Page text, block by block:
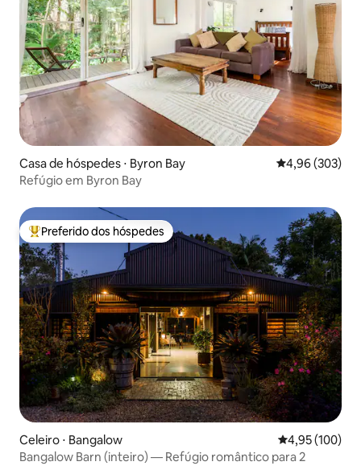
Casa de hóspedes ⋅ Byron Bay 4,96 de uma
4,96 (303)
Refúgio em Byron Bay
Entre os melhores preferidos dos hóspedes
Preferido dos hóspedes
Celeiro ⋅ Bangalow 4,95 de uma
4,95 (100)
Bangalow Barn (inteiro) — Refúgio romântico para 2